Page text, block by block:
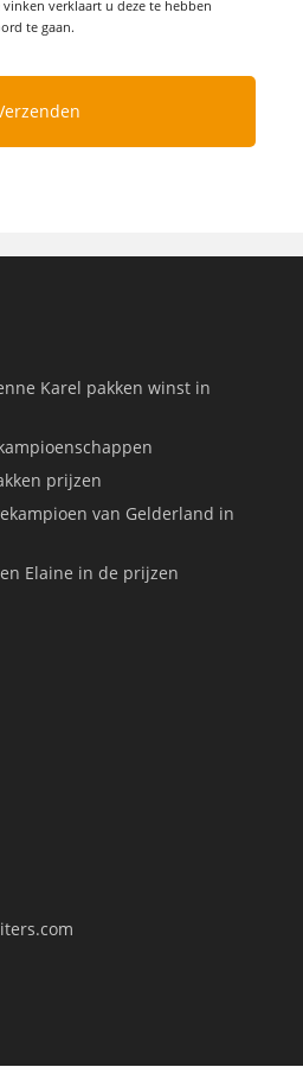
verklaart u deze te hebben
te gaan.
Karel pakken winst in
prijzen
van Gelderland in
Elaine in de prijzen